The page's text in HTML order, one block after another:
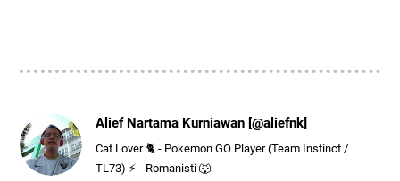
Alief Nartama Kurniawan [@aliefnk]
Cat Lover 🐈 - Pokemon GO Player (Team Instinct /
TL73) ⚡ - Romanisti 🐺